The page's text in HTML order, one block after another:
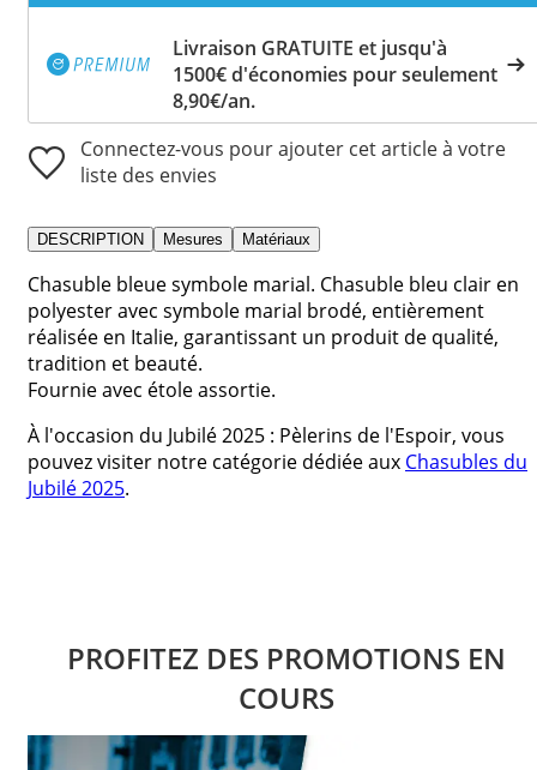
Livraison GRATUITE et jusqu'à
1500€ d'économies pour seulement
8,90€/an.
Connectez-vous pour ajouter cet article à votre
liste des envies
DESCRIPTION Mesures Matériaux
Chasuble bleue symbole marial. Chasuble bleu clair en
polyester avec symbole marial brodé, entièrement
réalisée en Italie, garantissant un produit de qualité,
tradition et beauté.
Fournie avec étole assortie.
À l'occasion du Jubilé 2025 : Pèlerins de l'Espoir, vous
pouvez visiter notre catégorie dédiée aux Chasubles du
Jubilé 2025.
PROFITEZ DES PROMOTIONS EN
COURS